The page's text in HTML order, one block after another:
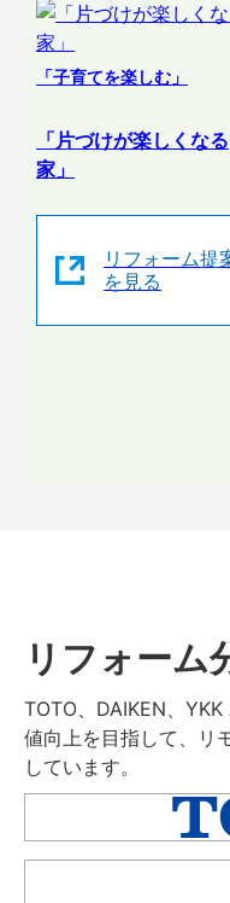
「子育てを楽しむ」
「片づけが楽しくなる
家」
リフォーム提
を見る
リフォーム
TOTO、DAIKEN、
値向上を目指して、リ
しています。